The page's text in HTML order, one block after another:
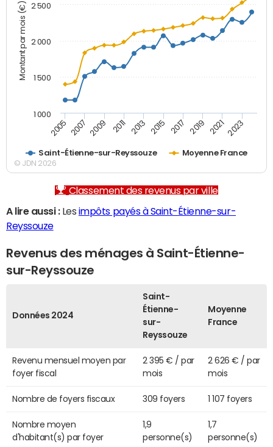
Montant par mois (€)
Saint-Étienne-sur-Reyssouze Moyenne France
2005 2007 2009 2011 2013 2015 2017 2019 2021 2023
1 000
1 500
2 000
2 500
© JDN 2026
Classement des revenus par ville
A lire aussi :Les impôts payés à Saint-Étienne-sur-
Reyssouze
Revenus des ménages à Saint-Étienne-
sur-Reyssouze
Données 2024
Saint-
Étienne-
sur-
Reyssouze
Moyenne
France
Revenu mensuel moyen par
foyer fiscal
2 395 € / par
mois
2 626 € / par
mois
Nombre de foyers fiscaux 309 foyers 1 107 foyers
Nombre moyen
d'habitant(s) par foyer
1,9
personne(s)
1,7
personne(s)